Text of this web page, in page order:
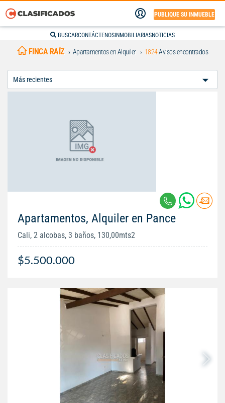
PUBLIQUE SU INMUEBLE
BUSCARCONTÁCTENOS INMOBILIARIASNOTICIAS
FINCA RAÍZ Apartamentos en Alquiler 1824Avisos encontrados
Apartamentos, Alquiler en Pance
Cali, 2 alcobas, 3 baños, 130,00mts2
$5.500.000